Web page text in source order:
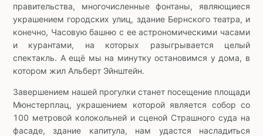
правительства, многочисленные фонтаны, являющиеся
украшением городских улиц, здание Бернского театра, и
конечно, Часовую башню с ее астрономическими часами
и курантами, на которых разыгрывается целый
спектакль. А ещё мы на минутку остановимся у дома, в
котором жил Альберт Эйнштейн.
Завершением нашей прогулки станет посещение площади
Мюнстерплац, украшением которой является собор со
100 метровой колокольней и сценой Страшного суда на
фасаде, здание капитула, нам удастся насладиться